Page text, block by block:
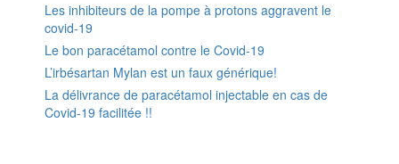
Les inhibiteurs de la pompe à protons aggravent le
covid-19
Le bon paracétamol contre le Covid-19
L’irbésartan Mylan est un faux générique!
La délivrance de paracétamol injectable en cas de
Covid-19 facilitée !!